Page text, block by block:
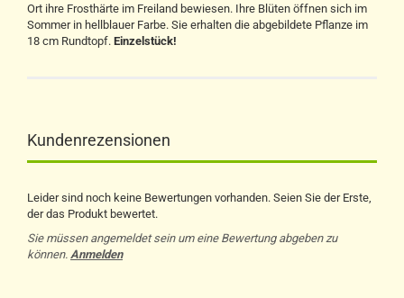
Ort ihre Frosthärte im Freiland bewiesen. Ihre Blüten öffnen sich im
Sommer in hellblauer Farbe. Sie erhalten die abgebildete Pflanze im
18 cm Rundtopf. Einzelstück!​
Kundenrezensionen
Leider sind noch keine Bewertungen vorhanden. Seien Sie der Erste,
der das Produkt bewertet.
Sie müssen angemeldet sein um eine Bewertung abgeben zu
können. Anmelden